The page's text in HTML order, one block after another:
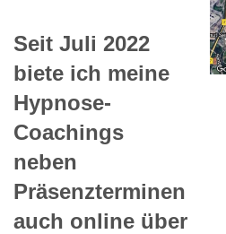
Seit Juli 2022
biete ich meine
Hypnose-
Coachings
neben
Präsenzterminen
auch online über